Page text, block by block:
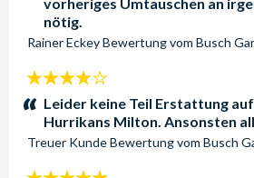
nötig.
Rainer EckeyBewertung vom Busch
4
Sterne:Leider keine Teil Erstattung
Hurrikans Milton. Ansonsten
Treuer KundeBewertung vom Busch